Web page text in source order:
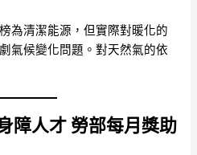
為清潔能源，但實際對暖化的
氣候變化問題。對天然氣的依
障人才 勞部每月獎助